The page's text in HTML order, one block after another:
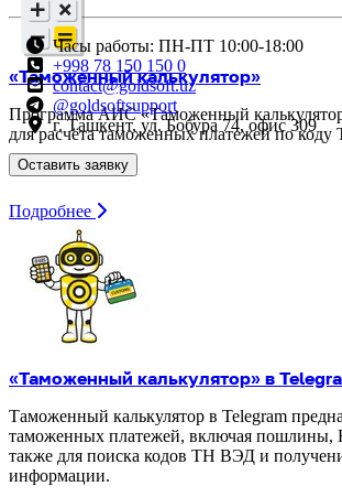
Часы работы: ПН-ПТ 10:00-18:00
+998 78 150 150 0
contact@goldsoft.uz
@goldsoftsupport
г. Ташкент, ул. Бобура 74, офис 309
Оставить заявку
«Таможенный калькулятор»
Программа АИС «Таможенный
для расчёта таможенных платежей по
Подробнее
«Таможенный калькулятор» в
Таможенный калькулятор в Telegram
таможенных платежей, включая
также для поиска кодов ТН ВЭД и
информации.